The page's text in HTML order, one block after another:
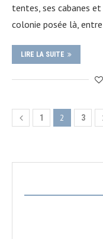
tentes, ses cabanes
colonie posée là,
LIRE LA SUITE
1 2 3